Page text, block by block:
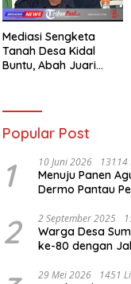
Mediasi Sengketa
Tanah Desa Kidal
Buntu, Abah Juari
Jadikan Kesalahan
Membatalkan Hak
Popular Post
1 10 Juni 2026 13114
Menuju Panen
Dermo Pantau
2 2 September 2025
Warga Desa
ke-80 dengan
29 Mei 2026 1451